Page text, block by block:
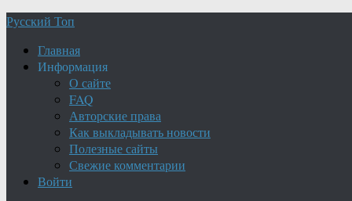
Русский Топ
Главная
Информация
О сайте
FAQ
Авторские права
Как выкладывать новости
Полезные сайты
Свежие комментарии
Войти